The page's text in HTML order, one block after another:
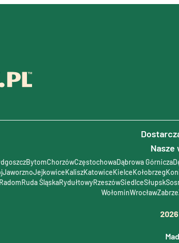
Nasze
BytomChorzówCzęstochowaDąbrowa Górnicza
JaworznoJejkowiceKaliszKatowiceKielceKołobrzeg
RadomRuda ŚląskaRydułtowyRzeszówSiedlceSłupsk
WołominWrocławZabrze
2026